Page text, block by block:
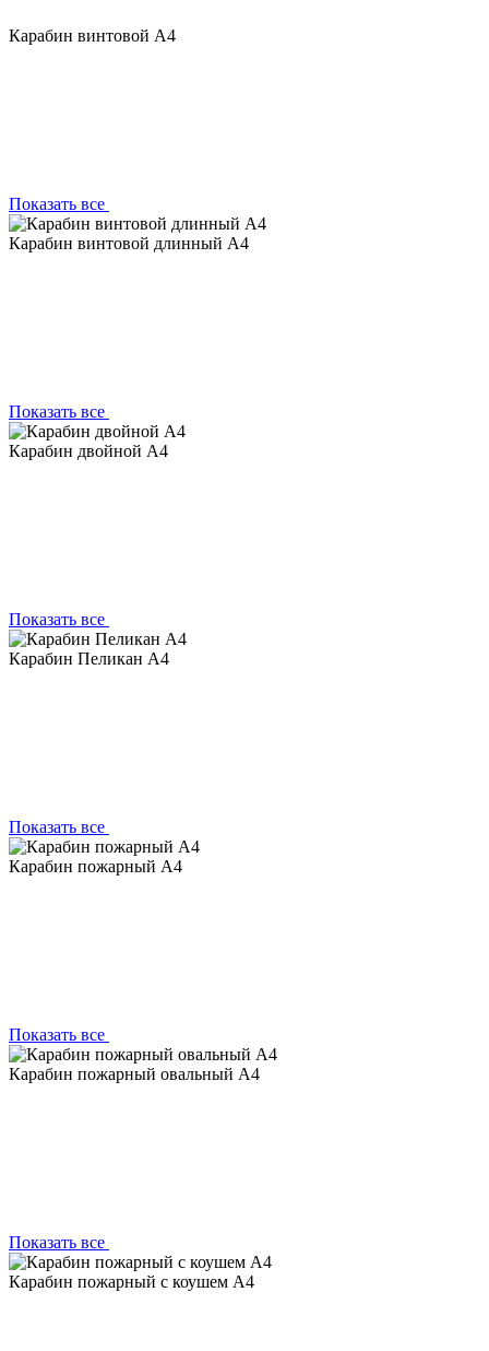
Карабин винтовой А4
Показать все
Карабин винтовой длинный А4
Показать все
Карабин двойной А4
Показать все
Карабин Пеликан А4
Показать все
Карабин пожарный А4
Показать все
Карабин пожарный овальный А4
Показать все
Карабин пожарный с коушем А4